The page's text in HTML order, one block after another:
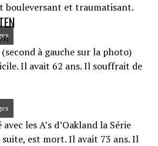
bouleversant et traumatisant.
à gauche sur la photo)
Il avait 62 ans. Il souffrait de
les A’s d’Oakland la Série
est mort. Il avait 73 ans. Il